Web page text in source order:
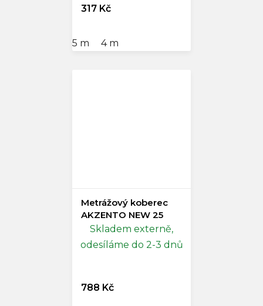
317 Kč
5 m 4 m
Metrážový koberec
AKZENTO NEW 25
Skladem externě,
odesíláme do 2-3 dnů
788 Kč